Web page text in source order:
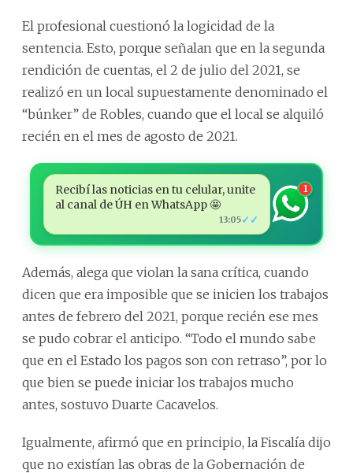
El profesional cuestionó la logicidad de la
sentencia. Esto, porque señalan que en la segunda
rendición de cuentas, el 2 de julio del 2021, se
realizó en un local supuestamente denominado el
“búnker” de Robles, cuando que el local se alquiló
recién en el mes de agosto de 2021.
Recibí las noticias en tu celular, unite
al canal de ÚH en WhatsApp 🤩
13:05✓✓
1
Además, alega que violan la sana crítica, cuando
dicen que era imposible que se inicien los trabajos
antes de febrero del 2021, porque recién ese mes
se pudo cobrar el anticipo. “Todo el mundo sabe
que en el Estado los pagos son con retraso”, por lo
que bien se puede iniciar los trabajos mucho
antes, sostuvo Duarte Cacavelos.
Igualmente, afirmó que en principio, la Fiscalía dijo
que no existían las obras de la Gobernación de